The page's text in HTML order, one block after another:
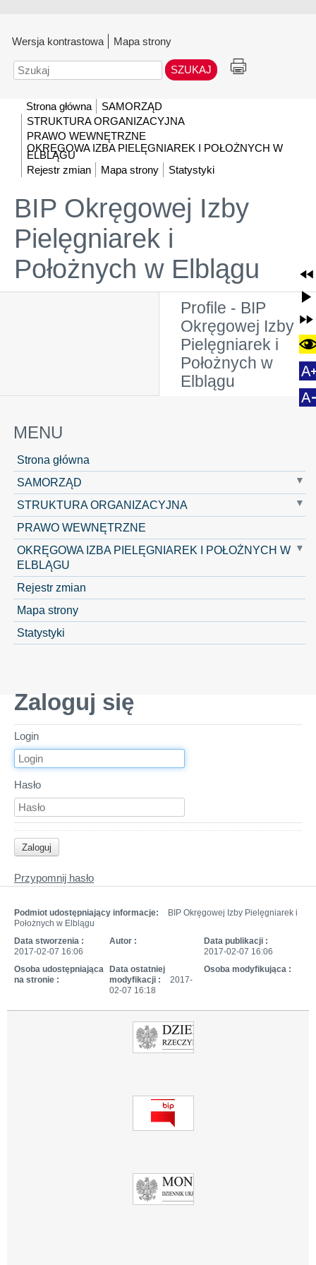
Wersja kontrastowa Mapa strony
Szukaj
Strona główna
SAMORZĄD
STRUKTURA ORGANIZACYJNA
PRAWO WEWNĘTRZNE
OKRĘGOWA IZBA PIELĘGNIAREK I POŁOŻNYCH W
ELBLĄGU
Rejestr zmian
Mapa strony Statystyki
BIP Okręgowej Izby
Pielęgniarek i
Położnych w Elblągu
Profile - BIP
Okręgowej Izby
Pielęgniarek i
Położnych w
Elblągu
MENU
Strona główna
SAMORZĄD
STRUKTURA ORGANIZACYJNA
PRAWO WEWNĘTRZNE
OKRĘGOWA IZBA PIELĘGNIAREK I POŁOŻNYCH W
ELBLĄGU
Rejestr zmian
Mapa strony
Statystyki
Zaloguj się
Login
Hasło
Przypomnij hasło
Podmiot udostępniający informacje:
BIP Okręgowej Izby Pielęgniarek i
Położnych w Elblągu
Data stworzenia :
2017-02-07 16:06
Autor :
Data publikacji :
2017-02-07 16:06
Osoba udostępniająca
na stronie :
Data ostatniej
modyfikacji :
2017-
02-07 16:18
Osoba modyfikująca :